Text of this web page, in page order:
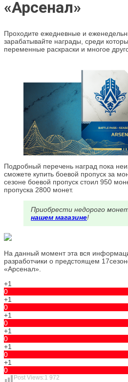
«Арсенал»
Проходите ежедневные и
зарабатывайте награды, среди
переменные раскраски и многое
Подробный перечень наград пока
сможете купить боевой пропуск за
сезоне боевой пропуск стоил 950
пропуска 2800 монет.
Приобрести недорого
нашем магазине!
На данный момент эта вся
разработчики о предстоящем
«Арсенал».
+1
0
+1
0
+1
0
+1
0
+1
0
+1
0
Post Views:1 972